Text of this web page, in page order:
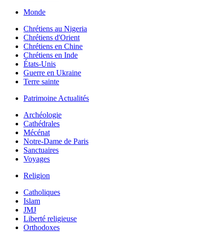
Monde
Chrétiens au Nigeria
Chrétiens d'Orient
Chrétiens en Chine
Chrétiens en Inde
États-Unis
Guerre en Ukraine
Terre sainte
Patrimoine Actualités
Archéologie
Cathédrales
Mécénat
Notre-Dame de Paris
Sanctuaires
Voyages
Religion
Catholiques
Islam
JMJ
Liberté religieuse
Orthodoxes